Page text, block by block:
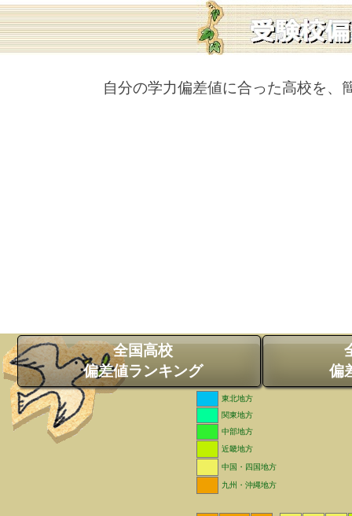
自分の学力偏差値に合った高校を、
全国高校
偏差値ランキング
偏
東北地方
関東地方
中部地方
近畿地方
中国・四国地方
九州・沖縄地方